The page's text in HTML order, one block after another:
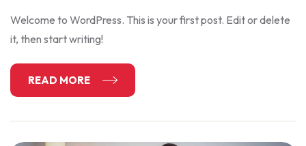
Welcome to WordPress. This is your first post. Edit or delete
it, then start writing!
READ MORE